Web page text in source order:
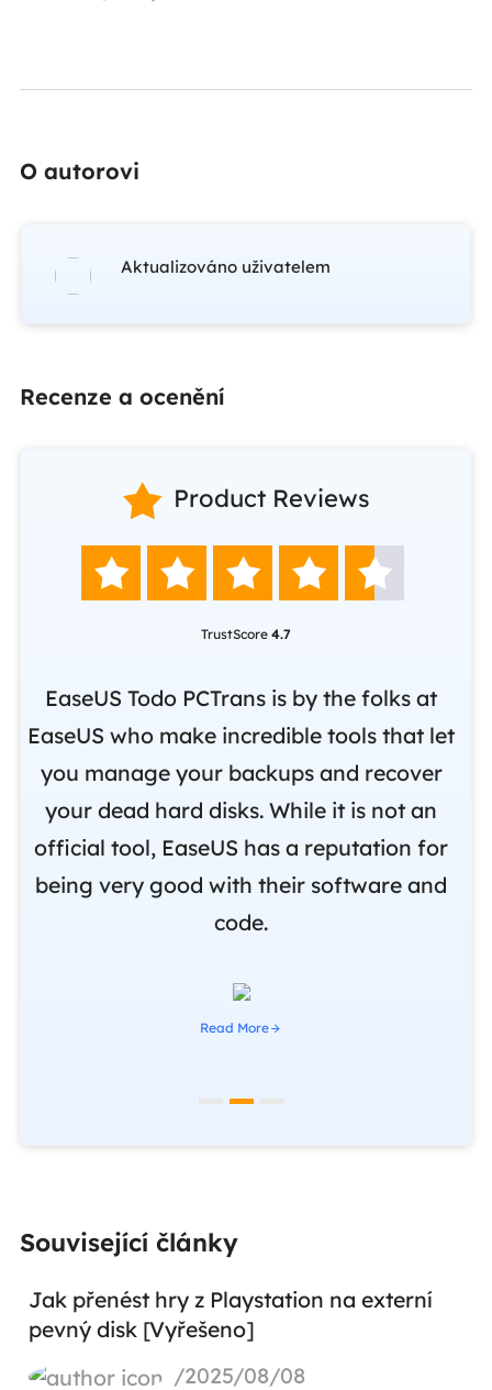
O autorovi
Aktualizováno uživatelem
Recenze a ocenění
 Product Reviews
    
TrustScore 4.7
EaseUS Todo PCTrans is by the folks at
EaseUS who make incredible tools that let
you manage your backups and recover
your dead hard disks. While it is not an
official tool, EaseUS has a reputation for
being very good with their software and
code.
Read More
Související články
Jak přenést hry z Playstation na externí
pevný disk [Vyřešeno]
/2025/08/08